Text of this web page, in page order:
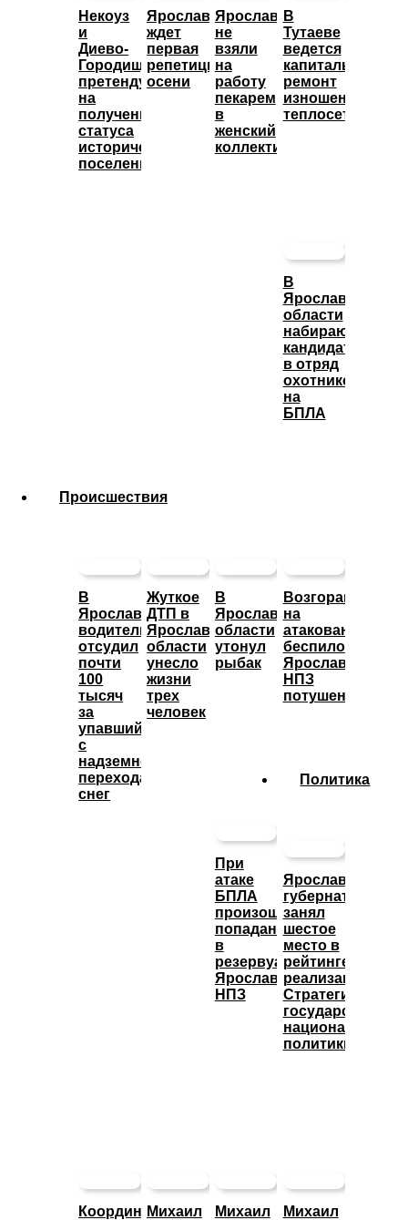
Некоуз
и
Диево-
Городище
претендуют
на
получение
статуса
исторических
поселений
Ярославцев
ждет
первая
репетиция
осени
Ярославца
не
взяли
на
работу
пекарем
в
женский
коллектив
В
Тутаеве
ведется
капитальный
ремонт
изношенных
теплосетей
В
Ярославской
области
набирают
кандидатов
в отряд
охотников
на
БПЛА
Происшествия
В
Ярославле
водитель
отсудил
почти
100
тысяч
за
упавший
с
надземного
перехода
снег
Жуткое
ДТП в
Ярославской
области
унесло
жизни
трех
человек
В
Ярославской
области
утонул
рыбак
Возгорание
на
атакованном
беспилотниками
Ярославском
НПЗ
потушено
При
атаке
БПЛА
произошло
попадание
в
резервуары
Ярославского
НПЗ
Политика
Ярославский
губернатор
занял
шестое
место в
рейтинге
реализации
Стратегии
национальной
политики
Координационный
Михаил Михаил Михаил